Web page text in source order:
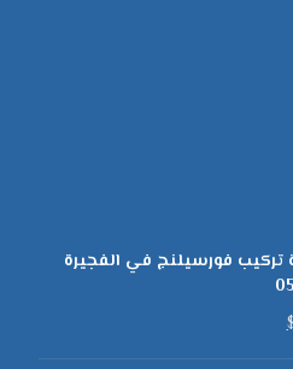
فورسيلنج في الفجيرة